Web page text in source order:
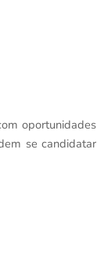
oportunidades
se candidatar